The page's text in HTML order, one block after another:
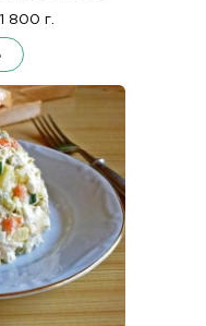
1 800 г.